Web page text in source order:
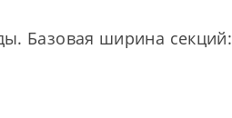
Базовая ширина секций: